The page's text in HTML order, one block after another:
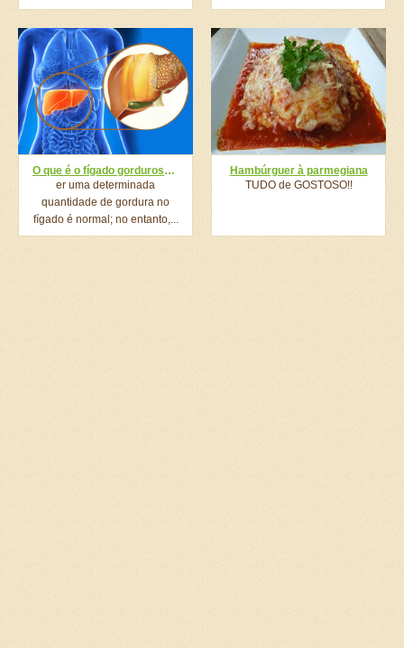
O que é o fígado gorduroso? Como tratá-lo?
er uma determinada
quantidade de gordura no
fígado é normal; no entanto,...
Hambúrguer à parmegiana
TUDO de GOSTOSO!!